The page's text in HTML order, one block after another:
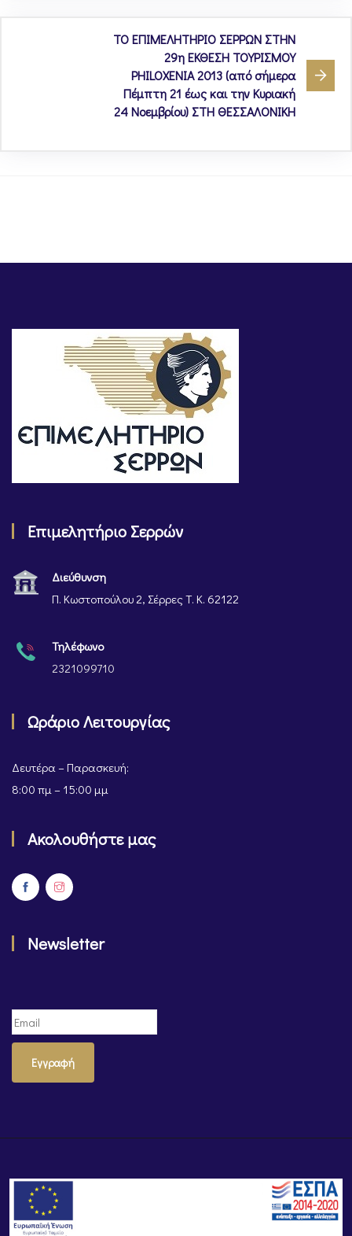
ΤΟ ΕΠΙΜΕΛΗΤΗΡΙΟ ΣΕΡΡΩΝ ΣΤΗΝ
29η ΕΚΘΕΣΗ ΤΟΥΡΙΣΜΟΥ
PHILOXENIA 2013 (από σήμερα
Πέμπτη 21 έως και την Κυριακή
24 Νοεμβρίου) ΣΤΗ ΘΕΣΣΑΛΟΝΙΚΗ
Επιμελητήριο Σερρών
Διεύθυνση
Π. Κωστοπούλου 2, Σέρρες Τ. Κ. 62122
Τηλέφωνο
2321099710
Ωράριο Λειτουργίας
Δευτέρα – Παρασκευή:
8:00 πμ – 15:00 μμ
Ακολουθήστε μας
Newsletter
Εγγραφή